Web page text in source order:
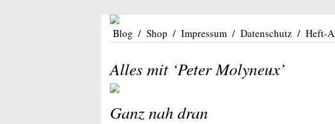
Blog / Shop / Impressum / Datenschutz / Heft-
Alles mit ‘Peter Molyneux’
Ganz nah dran